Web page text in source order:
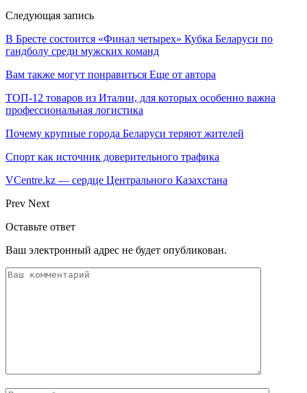
Следующая запись
В Бресте состоится «Финал четырех» Кубка Беларуси по
гандболу среди мужских команд
Вам также могут понравиться Еще от автора
ТОП-12 товаров из Италии, для которых особенно важна
профессиональная логистика
Почему крупные города Беларуси теряют жителей
Спорт как источник доверительного трафика
VCentre.kz — сердце Центрального Казахстана
Prev Next
Оставьте ответ
Ваш электронный адрес не будет опубликован.